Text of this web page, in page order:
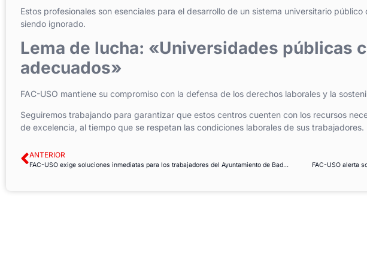
Estos profesionales son esenciales para el desarrollo de un sistema universitario
siendo ignorado.
Lema de lucha: «Universidades públicas
adecuados»
FAC-USO mantiene su compromiso con la defensa de los derechos laborales y la
Seguiremos trabajando para garantizar que estos centros cuenten con los recursos
de excelencia, al tiempo que se respetan las condiciones laborales de sus trabajadores.
ANTERIOR
FAC-USO exige soluciones inmediatas para los trabajadores del Ayuntamiento de Badajoz FAC-USO alerta